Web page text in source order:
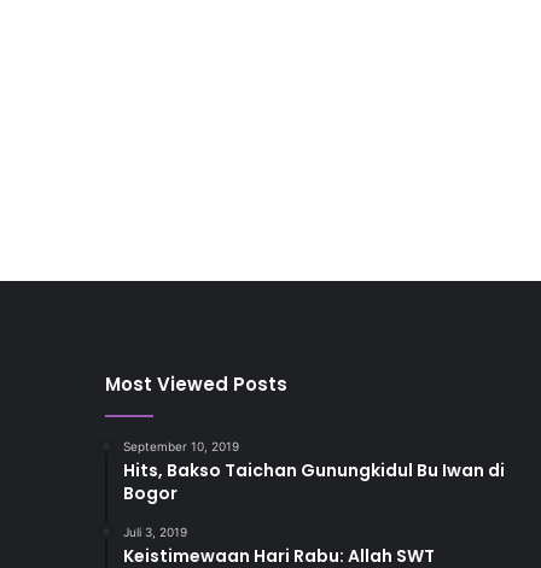
Most Viewed Posts
September 10, 2019
Hits, Bakso Taichan Gunungkidul Bu Iwan di
Bogor
Juli 3, 2019
Keistimewaan Hari Rabu: Allah SWT